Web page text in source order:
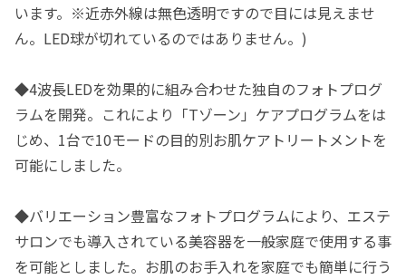
います。※近赤外線は無色透明ですので目には見えませ
ん。LED球が切れているのではありません。)
◆4波長LEDを効果的に組み合わせた独自のフォトプログ
ラムを開発。これにより「Tゾーン」ケアプログラムをは
じめ、1台で10モードの目的別お肌ケアトリートメントを
可能にしました。
◆バリエーション豊富なフォトプログラムにより、エステ
サロンでも導入されている美容器を一般家庭で使用する事
を可能としました。お肌のお手入れを家庭でも簡単に行う